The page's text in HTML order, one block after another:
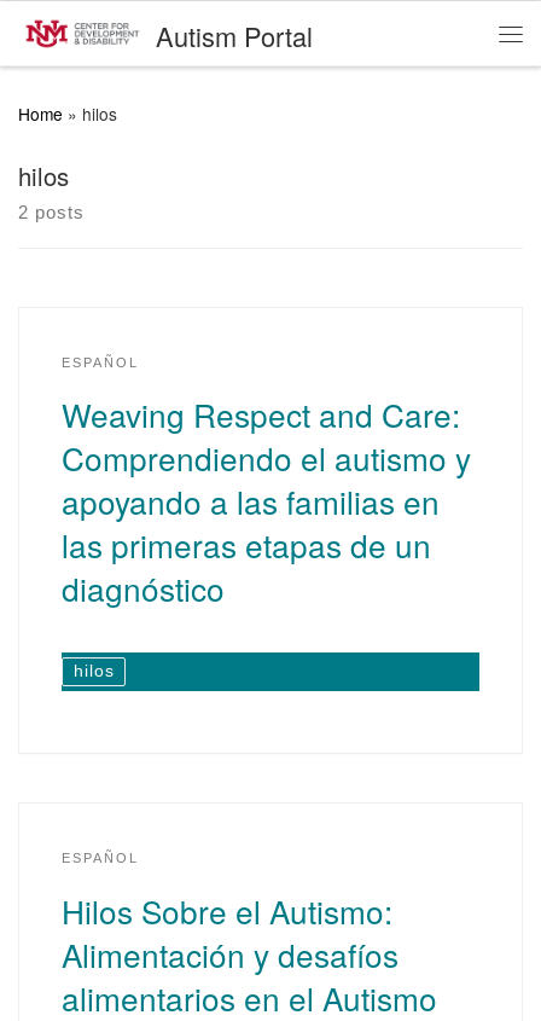
Skip to contentAutism Portal
Home » hilos
hilos
2 posts
ESPAÑOL
Weaving Respect and Care:
Comprendiendo el autismo y
apoyando a las familias en
las primeras etapas de un
diagnóstico
hilos
ESPAÑOL
Hilos Sobre el Autismo:
Alimentación y desafíos
alimentarios en el Autismo